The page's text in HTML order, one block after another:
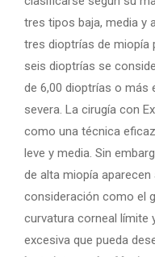
tres tipos baja, media y
tres dioptrías de miopía
seis dioptrías se
de 6,00 dioptrías o más
severa. La cirugía con
como una técnica
leve y media. Sin
de alta miopía
consideración como el
curvatura corneal límite
excesiva que pueda